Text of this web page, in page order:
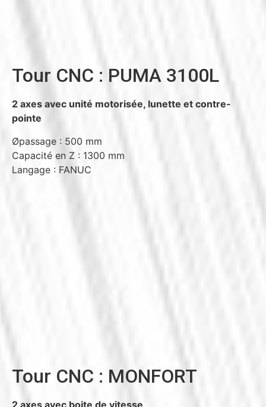
Tour CNC : PUMA 3100L
2 axes avec unité motorisée, lunette et contre-
pointe
Øpassage : 500 mm
Capacité en Z : 1300 mm
Langage : FANUC
Tour CNC : MONFORT
2 axes avec boite de vitesse